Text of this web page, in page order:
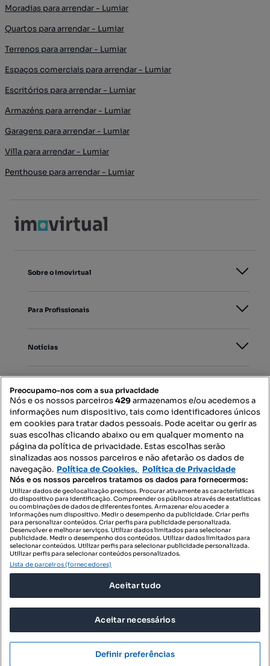
Moradias para arrendar - Lumiar
Quartos para arrendar - Lumiar
Terrenos para arrendar - Lumiar
Espaços comerciais para arrendar - Lumiar
Escritórios para arrendar - Lumiar
Armazéns para arrendar - Lumiar
Garagens para arrendar - Lumiar
Villa para arrendar - Lumiar
Penthouse para arrendar - Lumiar
Sobre o Imovirtual
Para Profissionais
Notícias
Mapa do Site
Contacte-nos
SIGA-NOS:
DESCARREGAR NA:
© 2026 Imovirtual.com, OLX Portugal, S.A.
TERMOS DE UTILIZAÇÃO
POLÍTICA DE PRIVACIDADE
Preocupamo-nos com a sua privacidade
Nós e os nossos parceiros429armazenamos e/ou acedemos a
informações num dispositivo, tais como identificadores únicos
em cookies para tratar dados pessoais. Pode aceitar ou gerir as
suas escolhas clicando abaixo ou em qualquer momento na
página da política de privacidade. Estas escolhas serão
sinalizadas aos nossos parceiros e não afetarão os dados de
navegação. Política de Cookies, Política de Privacidade
Nós e os nossos parceiros tratamos os dados para fornecermos:
Utilizar dados de geolocalização precisos. Procurar ativamente as características
do dispositivo para identificação. Compreender os públicos através de estatísticas
ou combinações de dados de diferentes fontes. Armazenar e/ou aceder a
informações num dispositivo. Medir o desempenho da publicidade. Criar perfis
para personalizar conteúdos. Criar perfis para publicidade personalizada.
Desenvolver e melhorar serviços. Utilizar dados limitados para selecionar
publicidade. Medir o desempenho dos conteúdos. Utilizar dados limitados para
selecionar conteúdos. Utilizar perfis para selecionar publicidade personalizada.
Utilizar perfis para selecionar conteúdos personalizados.
Lista de parceiros (fornecedores)
Aceitar tudo
Aceitar necessários
Definir preferências